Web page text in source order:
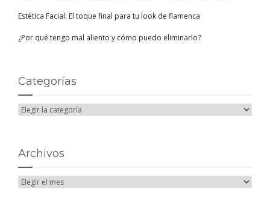
Estética Facial: El toque final para tu look de flamenca
¿Por qué tengo mal aliento y cómo puedo eliminarlo?
Categorías
Archivos